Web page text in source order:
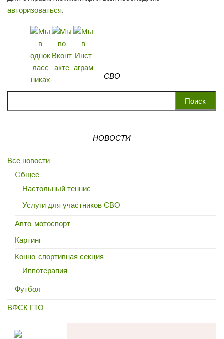
авторизоваться.
СВО
НОВОСТИ
Все новости
Oбщее
Настольный теннис
Услуги для участников СВО
Авто-мотоспорт
Картинг
Конно-спортивная секция
Иппотерапия
Футбол
ВФСК ГТО